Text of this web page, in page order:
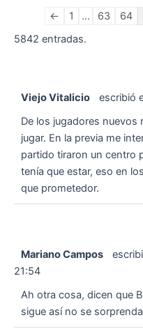
Navegación
libros
de
visitas
← 1 ... 63 64
5842 entradas.
Viejo Vitalicio escribió
De los jugadores
jugar. En la previa me
partido tiraron un centro
tenía que estar, eso en
que prometedor.
Mariano Campos
21:54
Ah otra cosa, dicen que
sigue así no se